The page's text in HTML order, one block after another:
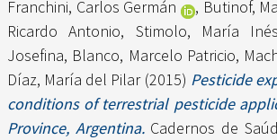
Franchini, Carlos Germán
, Butinof,
Ricardo Antonio, Stimolo, María Inés
Josefina, Blanco, Marcelo Patricio,
Díaz, María del Pilar(2015) Pesticide
conditions of terrestrial pesticide
Province, Argentina.Cadernos de